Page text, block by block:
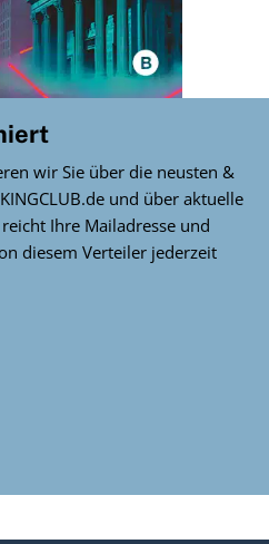
wir Sie über die neusten &
und über aktuelle
Ihre Mailadresse und
diesem Verteiler jederzeit